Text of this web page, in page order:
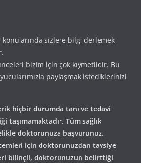
sizlere bilgi derlemek
bizim için çok kıymetlidir. Bu
paylaşmak istediklerinizi
hiçbir durumda tanı ve tedavi
taşımamaktadır. Tüm sağlık
doktorunuza başvurunuz.
için doktorunuzdan tavsiye
bilinçli, doktorunuzun belirttiği